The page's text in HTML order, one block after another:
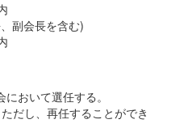
会長を含む)
おいて選任する。
だし、再任することができ